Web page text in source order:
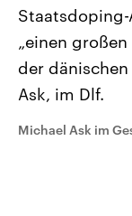
Landtagswahl
2026
Alle Informationen
Sachsen-Anhalt
September 2026
Bundesland von
Umfragen,
Wahlprogramme,
Staatsdoping-
„einen
der
Ask, im Dlf.
Michael Ask im